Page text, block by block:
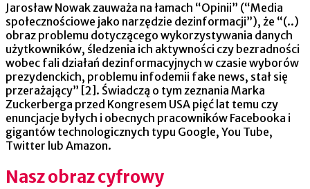
Jarosław Nowak zauważa na łamach “Opinii” (“Media
społecznościowe jako narzędzie dezinformacji”), że “(..)
obraz problemu dotyczącego wykorzystywania danych
użytkowników, śledzenia ich aktywności czy bezradności
wobec fali działań dezinformacyjnych w czasie wyborów
prezydenckich, problemu infodemii fake news, stał się
przerażający” [2]. Świadczą o tym zeznania Marka
Zuckerberga przed Kongresem USA pięć lat temu czy
enuncjacje byłych i obecnych pracowników Facebooka i
gigantów technologicznych typu Google, You Tube,
Twitter lub Amazon.
Nasz obraz cyfrowy